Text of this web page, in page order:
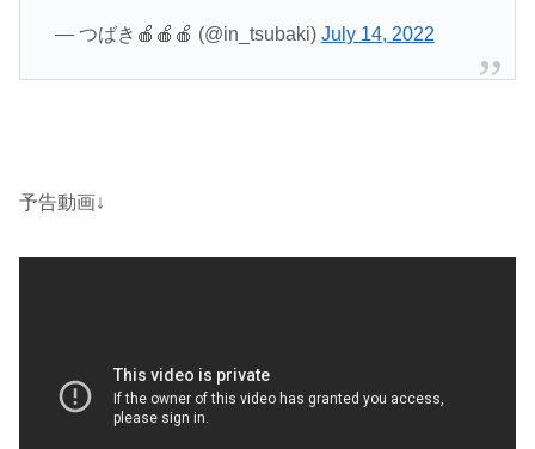
— つばき🍎🍎🍎 (@in_tsubaki) July 14, 2022
予告動画↓